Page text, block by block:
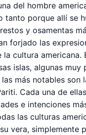
del hombre
tanto porque allí se
y osamentas
forjado las
cultura americana.
islas, algunas muy
más notables son
Cada una de
e intenciones
las culturas
vera, simplemente